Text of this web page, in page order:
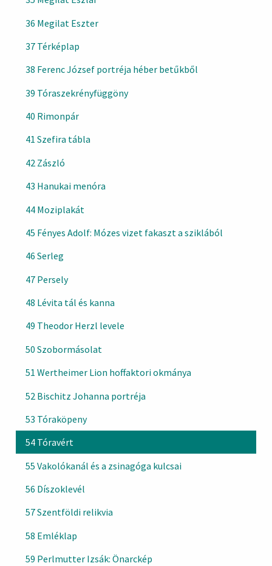
36 Megilat Eszter
37 Térképlap
38 Ferenc József portréja héber betűkből
39 Tóraszekrényfüggöny
40 Rimonpár
41 Szefira tábla
42 Zászló
43 Hanukai menóra
44 Moziplakát
45 Fényes Adolf: Mózes vizet fakaszt a sziklából
46 Serleg
47 Persely
48 Lévita tál és kanna
49 Theodor Herzl levele
50 Szobormásolat
51 Wertheimer Lion hoffaktori okmánya
52 Bischitz Johanna portréja
53 Tóraköpeny
54 Tóravért
55 Vakolókanál és a zsinagóga kulcsai
56 Díszoklevél
57 Szentföldi relikvia
58 Emléklap
59 Perlmutter Izsák: Önarckép